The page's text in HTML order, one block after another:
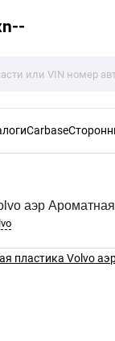
Carbase
аэр